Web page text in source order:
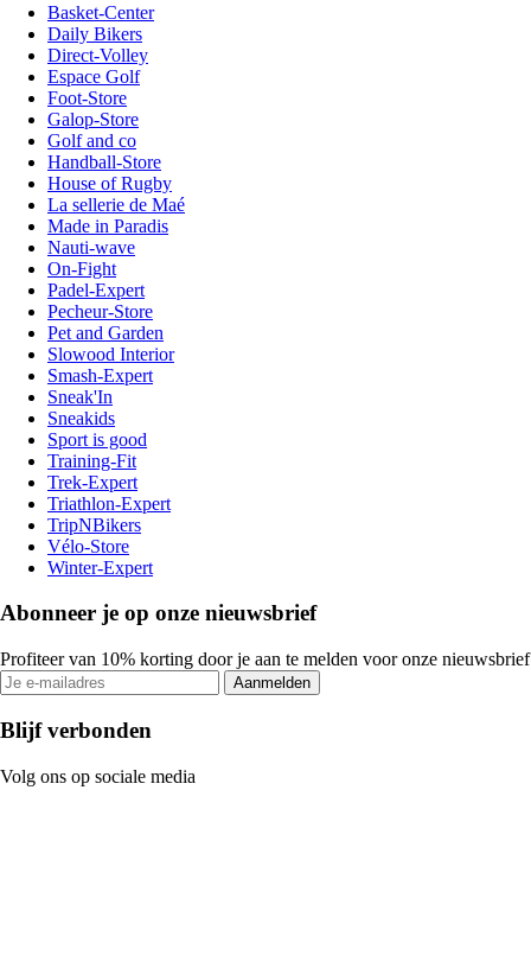
Basket-Center
Daily Bikers
Direct-Volley
Espace Golf
Foot-Store
Galop-Store
Golf and co
Handball-Store
House of Rugby
La sellerie de Maé
Made in Paradis
Nauti-wave
On-Fight
Padel-Expert
Pecheur-Store
Pet and Garden
Slowood Interior
Smash-Expert
Sneak'In
Sneakids
Sport is good
Training-Fit
Trek-Expert
Triathlon-Expert
TripNBikers
Vélo-Store
Winter-Expert
Abonneer je op onze nieuwsbrief
Profiteer van 10% korting door je aan te melden voor onze nieuwsbrief
Aanmelden
Blijf verbonden
Volg ons op sociale media